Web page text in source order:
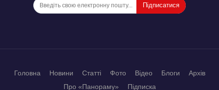
Підписатися
Головна Новини Статті Фото Відео Блоги
Архів
Про «Панораму»
Підписка